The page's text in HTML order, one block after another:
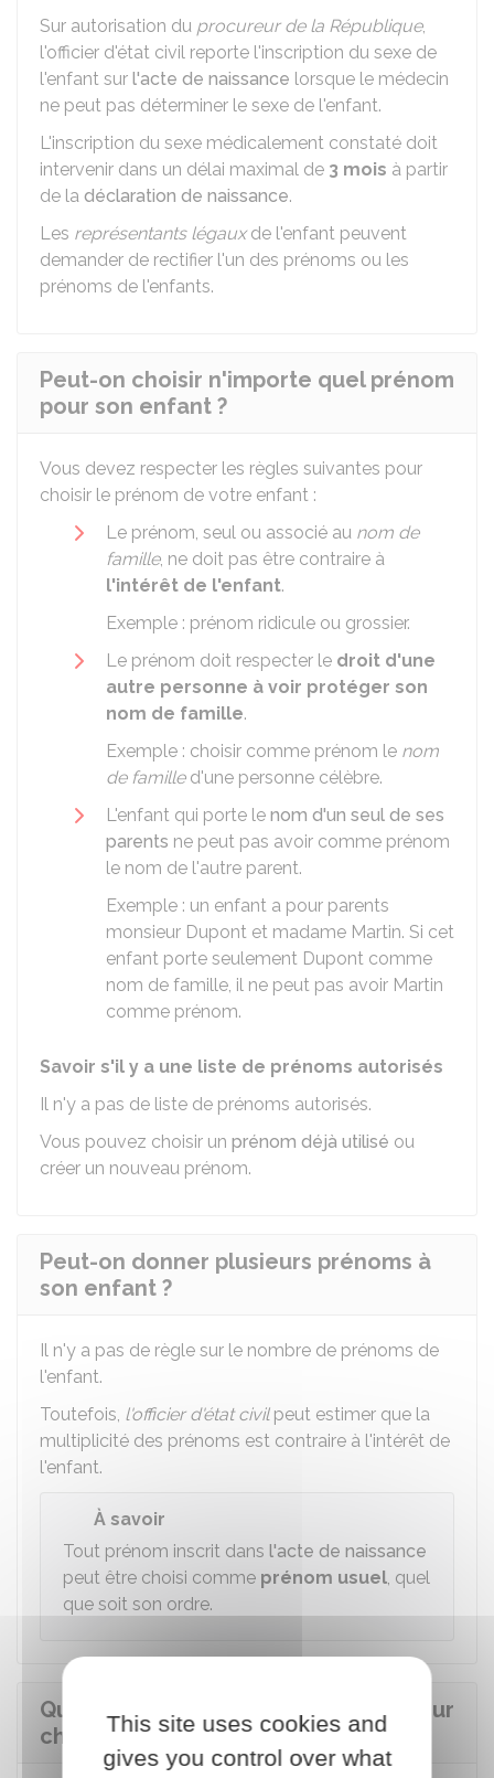
Sur autorisation du procureur de la République,
l'officier d'état civil reporte l'inscription du sexe de
l'enfant sur l'acte de naissance lorsque le médecin
ne peut pas déterminer le sexe de l'enfant.
L'inscription du sexe médicalement constaté doit
intervenir dans un délai maximal de 3 mois à partir
de la déclaration de naissance.
Les représentants légauxde l'enfant peuvent
demander de rectifier l'un des prénoms ou les
prénoms de l'enfants.
Peut-on choisir n'importe quel prénom
pour son enfant ?
Vous devez respecter les règles suivantes pour
choisir le prénom de votre enfant :
Le prénom, seul ou associé au nom de
famille, ne doit pas être contraire à
l'intérêt de l'enfant.
Exemple : prénom ridicule ou grossier.
Le prénom doit respecter le droit d'une
autre personne à voir protéger son
nom de famille.
Exemple : choisir comme prénom le nom
de familled'une personne célèbre.
L'enfant qui porte le nom d'un seul de ses
parents ne peut pas avoir comme prénom
le nom de l'autre parent.
Exemple : un enfant a pour parents
monsieur Dupont et madame Martin. Si cet
enfant porte seulement Dupont comme
nom de famille, il ne peut pas avoir Martin
comme prénom.
Savoir s'il y a une liste de prénoms autorisés
Il n'y a pas de liste de prénoms autorisés.
Vous pouvez choisir un prénom déjà utilisé ou
créer un nouveau prénom.
Peut-on donner plusieurs prénoms à
son enfant ?
Il n'y a pas de règle sur le nombre de prénoms de
l'enfant.
Toutefois, l'officier d'état civilpeut estimer que la
multiplicité des prénoms est contraire à l'intérêt de
l'enfant.
À savoir
Tout prénom inscrit dans l'acte de naissance
peut être choisi comme prénom usuel, quel
que soit son ordre.
Quelles sont les règles d'écriture pour
choisir le prénom d'un enfant ?
This site uses cookies and
gives you control over what